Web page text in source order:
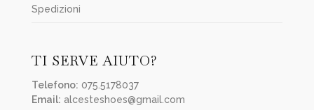
Spedizioni
TI SERVE AIUTO?
Telefono: 075.5178037
Email: alcesteshoes@gmail.com